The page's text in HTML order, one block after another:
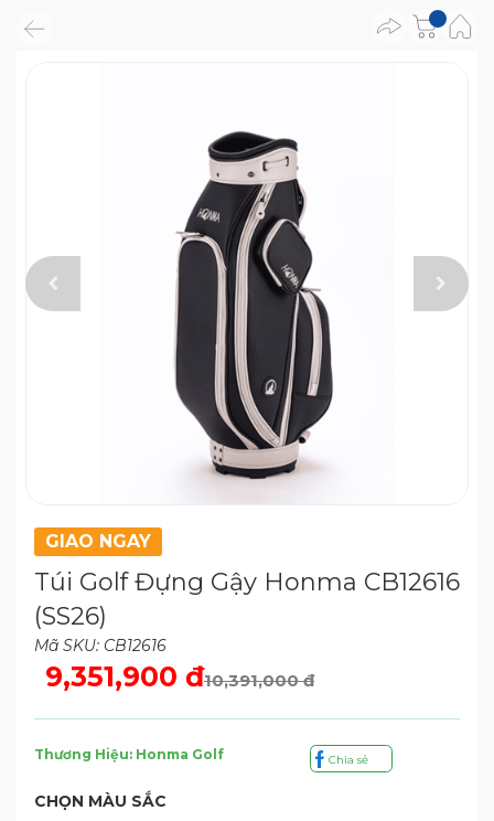
GIAO NGAY
Túi Golf Đựng Gậy Honma CB12616
(SS26)
Mã SKU: CB12616
9,351,900 đ10,391,000 đ
Thương Hiệu: Honma Golf Chia sẻ
CHỌN MÀU SẮC